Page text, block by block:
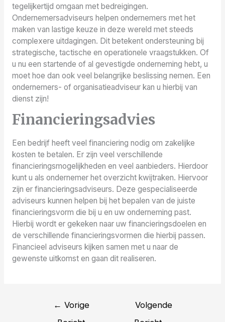
tegelijkertijd omgaan met bedreigingen.
Ondernemersadviseurs helpen ondernemers met het
maken van lastige keuze in deze wereld met steeds
complexere uitdagingen. Dit betekent ondersteuning bij
strategische, tactische en operationele vraagstukken. Of
u nu een startende of al gevestigde onderneming hebt, u
moet hoe dan ook veel belangrijke beslissing nemen. Een
ondernemers- of organisatieadviseur kan u hierbij van
dienst zijn!
Financieringsadvies
Een bedrijf heeft veel financiering nodig om zakelijke
kosten te betalen. Er zijn veel verschillende
financieringsmogelijkheden en veel aanbieders. Hierdoor
kunt u als ondernemer het overzicht kwijtraken. Hiervoor
zijn er financieringsadviseurs. Deze gespecialiseerde
adviseurs kunnen helpen bij het bepalen van de juiste
financieringsvorm die bij u en uw onderneming past.
Hierbij wordt er gekeken naar uw financieringsdoelen en
de verschillende financieringsvormen die hierbij passen.
Financieel adviseurs kijken samen met u naar de
gewenste uitkomst en gaan dit realiseren.
Bericht
navigatie
← Vorige
Volgende